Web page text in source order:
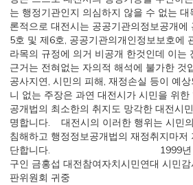
는 행정기관인지 의심하지 않을 수 없는
론적으로 대전시는 공공기관의정보공개에
5호 및 제6호, 공공기관의개인정보보호에
라목의 규정에 의거 비공개 한것인데 이는
근거는 전혀없는 자의적 해석에 불가한 것
공사지연, 시민의 피해, 재정손실 등이 예
니 없는 주장은 과연 대전시가 시민을 위
공개법의 최소한의 취지도 망각한 대전시
명합니다. 대전시의 이러한 행위는 시민
침해하고 행정정보공개법의 재정취지마
단합니다. 1999년
구인 금홍섭 대전참여자치시민연대 시민
판위원회 귀중